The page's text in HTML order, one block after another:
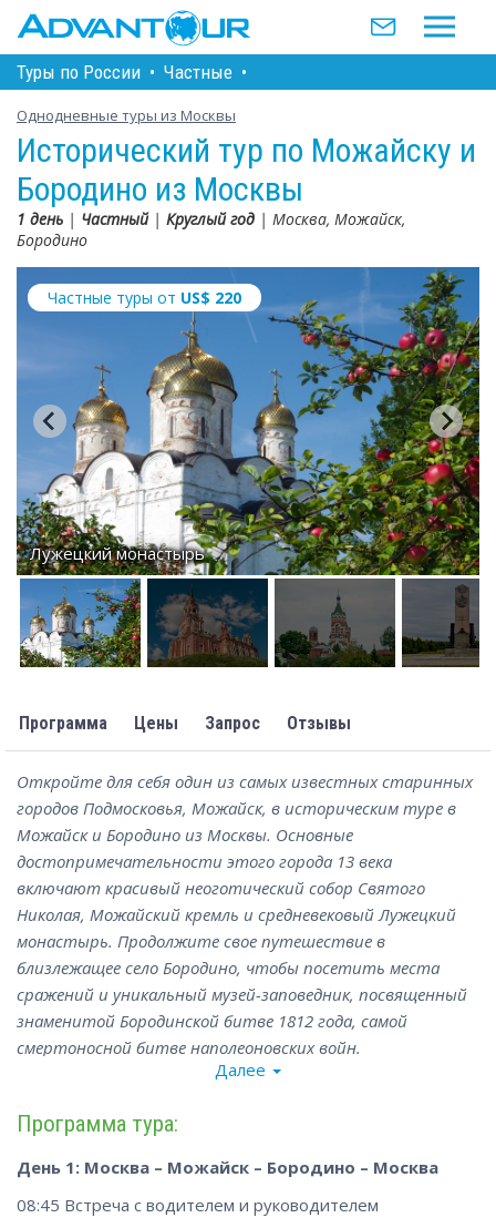
Туры по Росcии • Частные •
Однодневные туры из Москвы
Исторический тур по Можайску и
Бородино из Москвы
1 день | Частный| Круглый год | Москва, Можайск,
Бородино
Частные туры от US$ 220
Лужецкий монастырь
Программа Цены Запрос Отзывы
Откройте для себя один из самых известных старинных
городов Подмосковья, Можайск, в историческим туре в
Можайск и Бородино из Москвы. Основные
достопримечательности этого города 13 века
включают красивый неоготический собор Святого
Николая, Можайский кремль и средневековый Лужецкий
монастырь. Продолжите свое путешествие в
близлежащее село Бородино, чтобы посетить места
сражений и уникальный музей-заповедник, посвященный
знаменитой Бородинской битве 1812 года, самой
смертоносной битве наполеоновских войн.
Далее
Программа тура:
День 1: Москва – Можайск – Бородино – Москва
08:45 Встреча с водителем и руководителем